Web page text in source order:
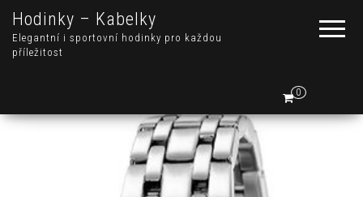
Hodinky – Kabelky
Elegantní i sportovní hodinky pro každou
příležitost
0